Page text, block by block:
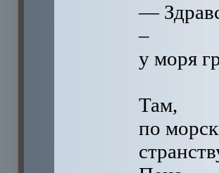
—
–
у моря
Там,
по